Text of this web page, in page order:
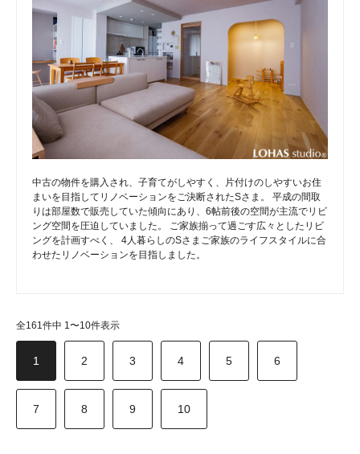
中古の物件を購入され、子育てがしやすく、片付けのしやすいお住
まいを目指してリノベーションをご決断されたSさま。 平成の間取
りは部屋数で販売していた傾向にあり、6帖前後の空間が主流でリビ
ング空間を圧迫していました。 ご家族揃って過ごす広々としたリビ
ングを計画すべく、 4人暮らしのSさまご家族のライフスタイルに合
わせたリノベーションを目指しました。
全161件中 1〜10件表示
1 2 3 4 5 6
7 8 9 10